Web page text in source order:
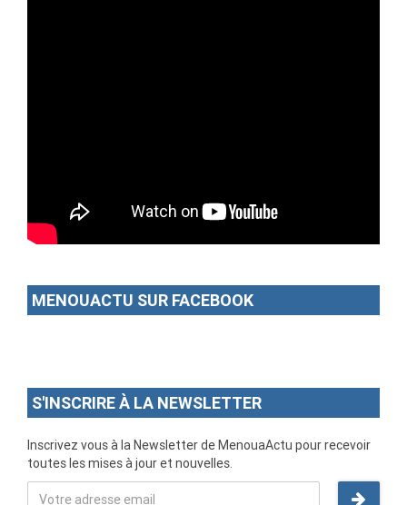
MENOUACTU SUR FACEBOOK
S'INSCRIRE À LA NEWSLETTER
Inscrivez vous à la Newsletter de MenouaActu pour recevoir
toutes les mises à jour et nouvelles.